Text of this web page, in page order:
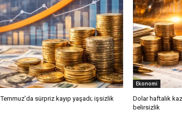
sürpriz kayıp yaşadı; işsizlik
Ekonomi
Dolar haftalık
belirsizlik